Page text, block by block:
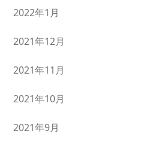
2022年1月
2021年12月
2021年11月
2021年10月
2021年9月